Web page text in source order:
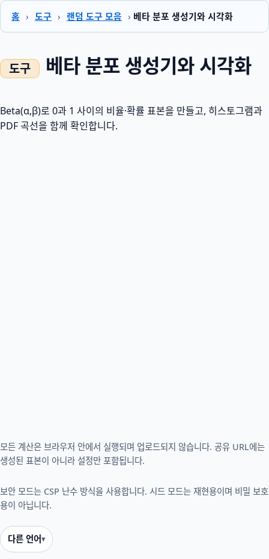
홈 › 도구 › 랜덤 도구 모음 › 베타 분포 생성기와 시각화
베타 분포 생성기와 시각화
Beta(α,β)로 0과 1 사이의 비율·확률 표본을 만들고, 히스토그램과
PDF 곡선을 함께 확인합니다.
모든 계산은 브라우저 안에서 실행되며 업로드되지 않습니다. 공유 URL에는
생성된 표본이 아니라 설정만 포함됩니다.
보안 모드는 CSP 난수 방식을 사용합니다. 시드 모드는 재현용이며 비밀 보호
용이 아닙니다.
다른 언어